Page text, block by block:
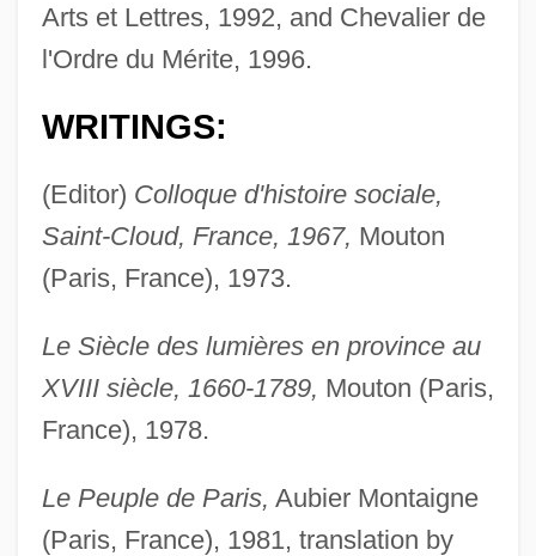
Arts et Lettres, 1992, and Chevalier de
l'Ordre du Mérite, 1996.
WRITINGS:
(Editor) Colloque d'histoire sociale,
Saint-Cloud, France, 1967, Mouton
(Paris, France), 1973.
Le Siècle des lumières en province au
XVIII siècle, 1660-1789, Mouton (Paris,
France), 1978.
Le Peuple de Paris, Aubier Montaigne
(Paris, France), 1981, translation by